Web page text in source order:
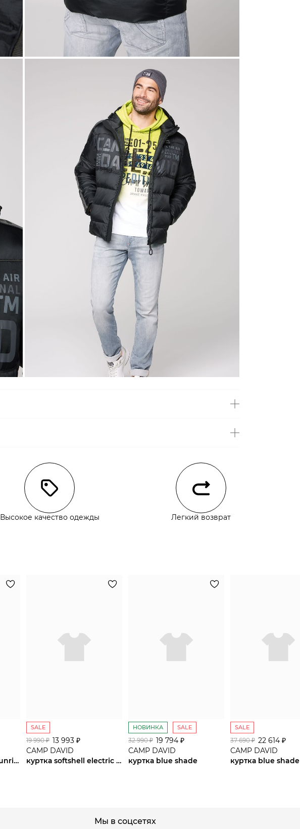
сайте СДЭК
Высокое качество одежды Легкий возврат
куртка blue navy / sunrise neon
SALE
19 990 ₽ 13 993 ₽
CAMP DAVID
куртка softshell electric sky
НОВИНКА SALE
32 990 ₽ 19 794 ₽
CAMP DAVID
куртка blue shade
SALE
37 690 ₽ 22 614 ₽
CAMP DAVID
куртка blue shade
Мы в соцсетях